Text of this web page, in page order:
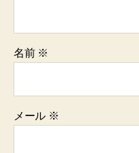
名前 ※
メール ※